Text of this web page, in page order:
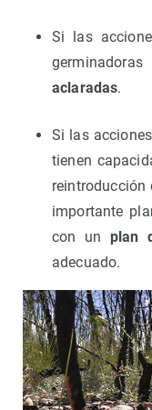
Si las
aclaradas.
Si las
tienen
reintroducción
importante
con un plan
adecuado.